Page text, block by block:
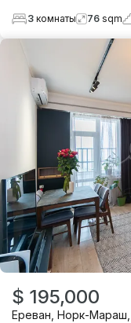
3 комнаты 76 sqm
$ 195,000
Ереван Норк-Мараш